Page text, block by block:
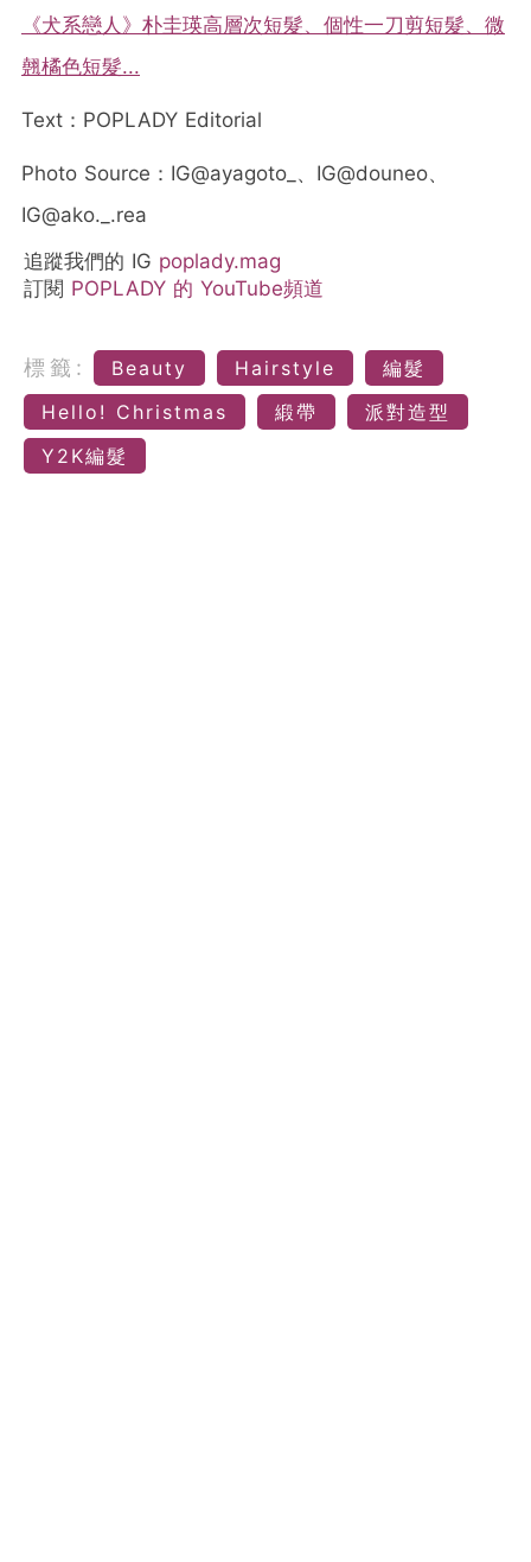
《犬系戀人》朴圭瑛高層次短髮、個性一刀剪短髮、微
翹橘色短髮...
Text：POPLADY Editorial
Photo Source：IG@ayagoto_、IG@douneo、
IG@ako._.rea
追蹤我們的 IG poplady.mag
訂閱 POPLADY 的 YouTube頻道
標籤: Beauty Hairstyle
編髮
Hello! Christmas
緞帶
派對造型
Y2K編髮